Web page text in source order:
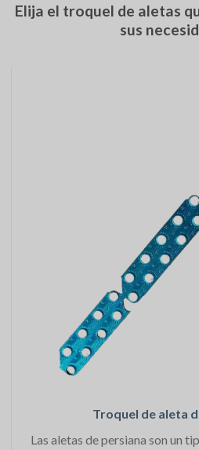
Elija el troquel de aletas
sus
Troquel de aleta
Las aletas de persiana son un